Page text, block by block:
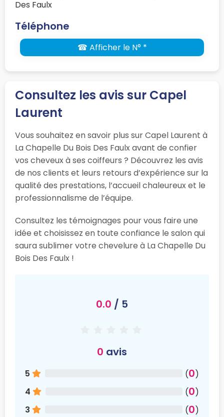
Des Faulx
Téléphone
☎ Afficher le N° *
Consultez les avis sur Capel
Laurent
Vous souhaitez en savoir plus sur Capel Laurent à
La Chapelle Du Bois Des Faulx avant de confier
vos cheveux à ses coiffeurs ? Découvrez les avis
de nos clients et leurs retours d’expérience sur la
qualité des prestations, l’accueil chaleureux et le
professionnalisme de l’équipe.
Consultez les témoignages pour vous faire une
idée et choisissez en toute confiance le salon qui
saura sublimer votre chevelure à La Chapelle Du
Bois Des Faulx !
0.0 / 5
0 avis
5 (0)
4
(0)
3
(0)